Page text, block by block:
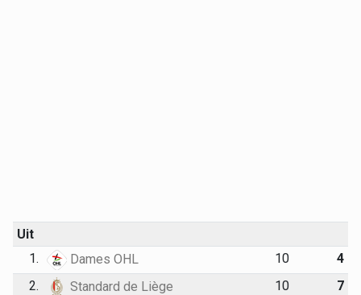
Uit
1.
Dames OHL 10
4
2.
Standard de Liège 10
7